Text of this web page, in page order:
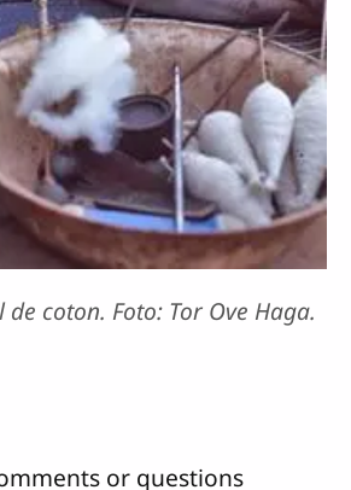
coton. Foto: Tor Ove Haga.
or questions